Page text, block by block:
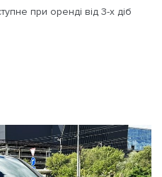
при оренді від 3-х діб